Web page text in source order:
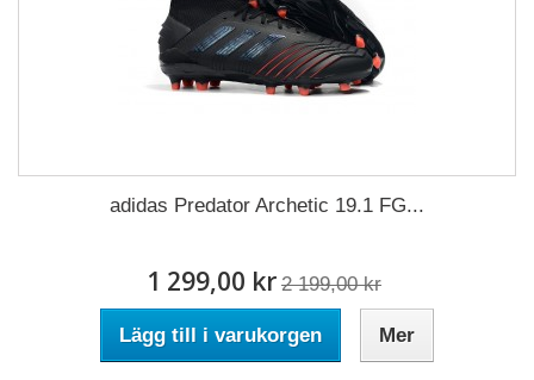
adidas Predator Archetic 19.1 FG...
1 299,00 kr 2 199,00 kr
Lägg till i varukorgen Mer